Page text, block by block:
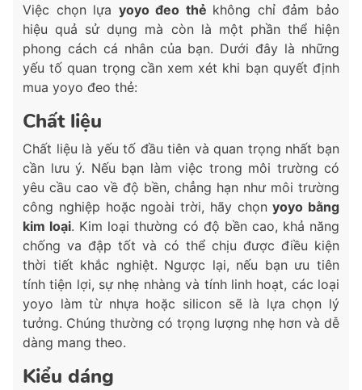
Việc chọn lựa yoyo đeo thẻ không chỉ đảm bảo
hiệu quả sử dụng mà còn là một phần thể hiện
phong cách cá nhân của bạn. Dưới đây là những
yếu tố quan trọng cần xem xét khi bạn quyết định
mua yoyo đeo thẻ:
Chất liệu
Chất liệu là yếu tố đầu tiên và quan trọng nhất bạn
cần lưu ý. Nếu bạn làm việc trong môi trường có
yêu cầu cao về độ bền, chẳng hạn như môi trường
công nghiệp hoặc ngoài trời, hãy chọnyoyo bằng
kim loại. Kim loại thường có độ bền cao, khả năng
chống va đập tốt và có thể chịu được điều kiện
thời tiết khắc nghiệt. Ngược lại, nếu bạn ưu tiên
tính tiện lợi, sự nhẹ nhàng và tính linh hoạt, các loại
yoyo làm từ nhựa hoặc silicon sẽ là lựa chọn lý
tưởng. Chúng thường có trọng lượng nhẹ hơn và dễ
dàng mang theo.
Kiểu dáng